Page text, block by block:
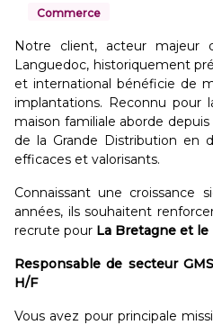
Commerce
Notre client, acteur
Languedoc, historiquement
et international bénéficie de
implantations. Reconnu pour
maison familiale aborde
de la Grande Distribution en
efficaces et valorisants.
Connaissant une croissance
années, ils souhaitent
recrute pour La Bretagne et
Responsable de secteur
H/F
Vous avez pour principale